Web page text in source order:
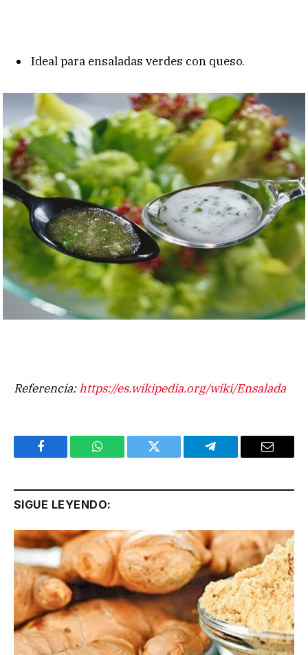
Ideal para ensaladas verdes con queso.
Referencia:https://es.wikipedia.org/wiki/Ensalada
Facebook WhatsApp Twitter Telegram Email
SIGUE LEYENDO: